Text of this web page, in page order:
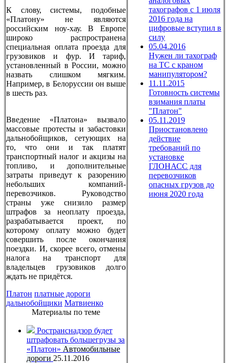
К слову, системы, подобные
«Платону» не являются
российским ноу-хау. В Европе
широко распространена
специальная оплата проезда для
грузовиков и фур. И тариф,
установленный в России, можно
назвать слишком мягким.
Например, в Белоруссии он выше
в шесть раз.
Введение «Платона» вызвало
массовые протесты и забастовки
дальнобойщиков, сетующих на
то, что они и так платят
транспортный налог и акцизы на
топливо, и дополнительные
затраты приведут к разорению
небольших компаний-
перевозчиков. Руководство
страны уже снизило размер
штрафов за неоплату проезда,
разрабатывается проект, по
которому оплату можно будет
совершить после окончания
поездки. И, скорее всего, отмены
налога на транспорт для
владельцев грузовиков долго
ждать не придётся.
Платон платные дороги
дальнобойщики Матвиенко
Материалы по теме
Ространснадзор будет
штрафовать большегрузы за
«Платон» Автомобильные
дороги 25.11.2016
тахографов с 1 июля
2016 года на
цифровые вступил в
силу
05.04.2016
Нужен ли тахограф
на ТС с краном
манипулятором?
11.11.2015
Готовность системы
взимания платы
"Платон"
05.11.2019
Приостановлено
действие
требований по
установке
ГЛОНАСС для
перевозчиков
опасных грузов до
июня 2020 года